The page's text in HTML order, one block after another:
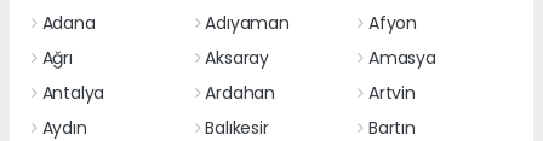
Adana Adıyaman
Afyon
Ağrı
Aksaray
Amasya
Antalya
Ardahan
Artvin
Aydın
Balıkesir
Bartın